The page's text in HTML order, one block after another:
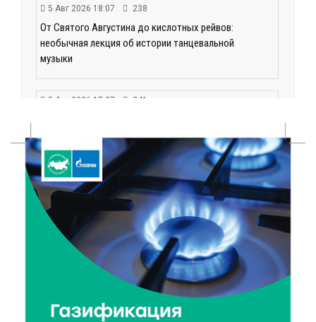
5 Авг 2026 18:07 238
От Святого Августина до кислотных рейвов:
необычная лекция об истории танцевальной
музыки
5 Авг 2026 17:07 241
Витязи — Духовщина — Белый — Нелидово в
Тверской области
5 Авг 2026 16:32 295
«Зарядка со стражем порядка»: как в Нелидово
приобщают детей к здоровому образу жизни
5 Авг 2026 16:02 262
Спорт и дисциплина: транспортные полицейские
Вышнего Волочка провели зарядку для школьников